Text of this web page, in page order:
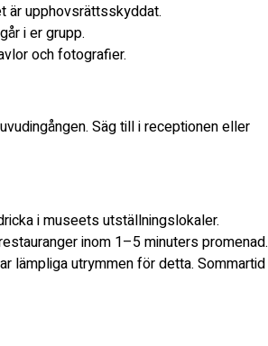
är upphovsrättsskyddat.
i er grupp.
och fotografier.
Säg till i receptionen eller
i museets utställningslokaler.
inom 1–5 minuters promenad.
lämpliga utrymmen för detta. Sommartid